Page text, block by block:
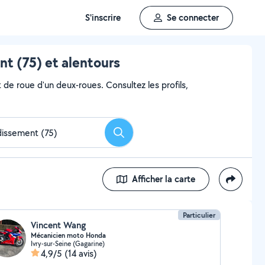
S'inscrire Se connecter
(75) et alentours
roue d'un deux-roues. Consultez les profils,
Rechercher
Afficher la carte
Particulier
Vincent Wang
Mécanicien moto Honda
Ivry-sur-Seine (Gagarine)
4,9/5 (14 avis)